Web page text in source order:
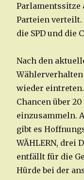
Parlamentssitze
Parteien
die SPD und die
Nach den
wieder eintreten.
Chancen über
einzusammeln.
gibt es
WÄHLERN, drei
entfällt für die
Hürde bei der